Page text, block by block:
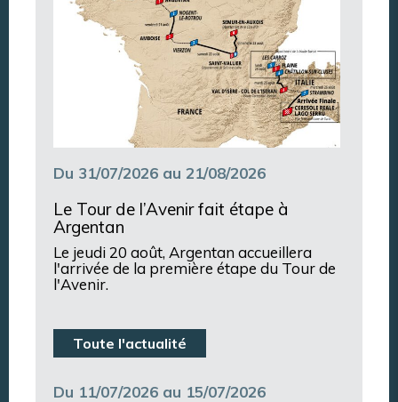
Du 31/07/2026 au 21/08/2026
Le Tour de l’Avenir fait étape à
Argentan
Le jeudi 20 août, Argentan accueillera
l'arrivée de la première étape du Tour de
l'Avenir.
Toute l'actualité
Du 11/07/2026 au 15/07/2026